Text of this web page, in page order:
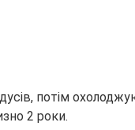
потім
2 роки.